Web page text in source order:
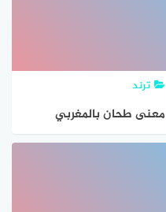
ترند
معنى طحان بالمغربي